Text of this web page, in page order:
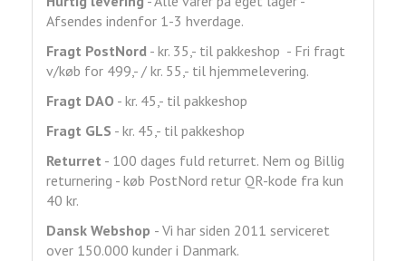
Afsendes indenfor 1-3 hverdage.
Fragt PostNord - kr. 35,- til pakkeshop - Fri fragt
v/køb for 499,- / kr. 55,- til hjemmelevering.
Fragt DAO - kr. 45,- til pakkeshop
Fragt GLS - kr. 45,- til pakkeshop
Returret - 100 dages fuld returret. Nem og Billig
returnering - køb PostNord retur QR-kode fra kun
40 kr.
Dansk Webshop - Vi har siden 2011 serviceret
over 150.000 kunder i Danmark.